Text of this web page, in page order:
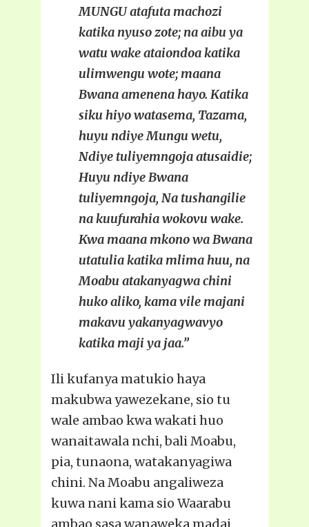
MUNGU atafuta machozi
katika nyuso zote; na aibu ya
watu wake ataiondoa katika
ulimwengu wote; maana
Bwana amenena hayo. Katika
siku hiyo watasema, Tazama,
huyu ndiye Mungu wetu,
Ndiye tuliyemngoja atusaidie;
Huyu ndiye Bwana
tuliyemngoja, Na tushangilie
na kuufurahia wokovu wake.
Kwa maana mkono wa Bwana
utatulia katika mlima huu, na
Moabu atakanyagwa chini
huko aliko, kama vile majani
makavu yakanyagwavyo
katika maji ya jaa.”
Ili kufanya matukio haya
makubwa yawezekane, sio tu
wale ambao kwa wakati huo
wanaitawala nchi, bali Moabu,
pia, tunaona, watakanyagiwa
chini. Na Moabu angaliweza
kuwa nani kama sio Waarabu